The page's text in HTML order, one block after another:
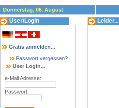
Donnerstag, 06. August
User/Login
Gratis anmelden...
Passwort vergessen?
User Login...
e-Mail Adresse:
Passwort:
Leider...